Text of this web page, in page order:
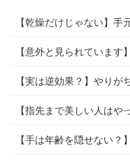
【乾燥だけじゃない】手
【意外と見られていま
【実は逆効果？】やりが
【指先まで美しい人はや
【手は年齢を隠せない